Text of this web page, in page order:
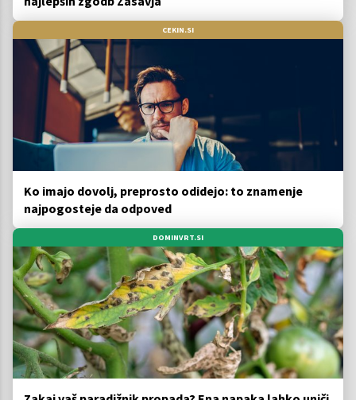
CEKIN.SI
Ko imajo dovolj, preprosto odidejo: to znamenje
najpogosteje da odpoved
DOMINVRT.SI